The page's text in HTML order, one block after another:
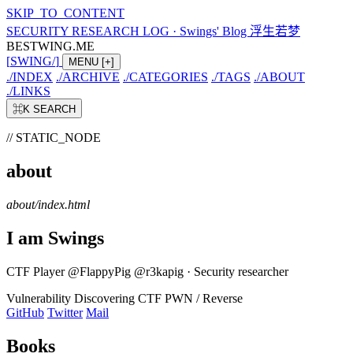
SKIP_TO_CONTENT
SECURITY RESEARCH LOG · Swings' Blog 浮生若梦
BESTWING.ME
[SWING/] MENU [+]
./INDEX ./ARCHIVE ./CATEGORIES ./TAGS ./ABOUT
./LINKS
⌘K SEARCH
// STATIC_NODE
about
about/index.html
I am Swings
CTF Player @FlappyPig @r3kapig · Security researcher
Vulnerability Discovering CTF PWN / Reverse
GitHub Twitter Mail
Books